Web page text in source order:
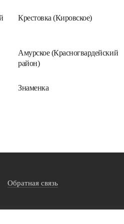
Крестовка (Кировское)
Амурское (Красногвардейский
район)
Знаменка
Обратная связь